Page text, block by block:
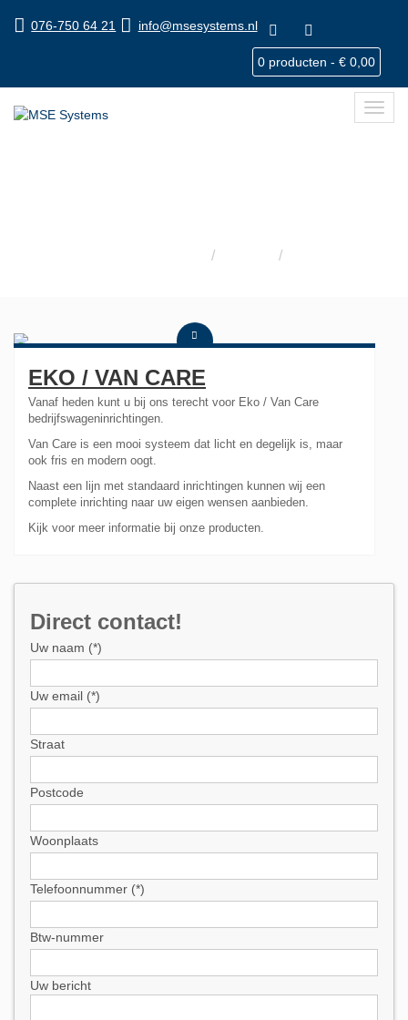
076-750 64 21 info@msesystems.nl
0 producten - € 0,00
EKO / VAN CARE
Vanaf heden kunt u bij ons terecht voor Eko / Van Care
bedrijfswageninrichtingen.
Van Care is een mooi systeem dat licht en degelijk is, maar
ook fris en modern oogt.
Naast een lijn met standaard inrichtingen kunnen wij een
complete inrichting naar uw eigen wensen aanbieden.
Kijk voor meer informatie bij onze producten.
Direct contact!
Uw naam (*)
Uw email (*)
Straat
Postcode
Woonplaats
Telefoonnummer (*)
Btw-nummer
Uw bericht